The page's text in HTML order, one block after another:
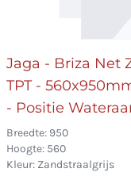
Jaga - Briza Net
TPT -
- Positie
Breedte: 950
Hoogte: 560
Kleur: Zandstraalgrijs